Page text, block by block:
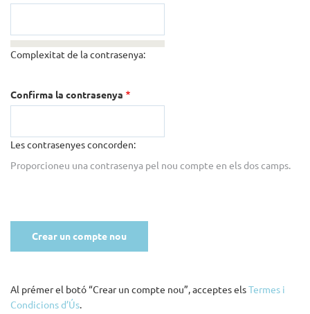
Complexitat de la contrasenya:
Confirma la contrasenya
Les contrasenyes concorden:
Proporcioneu una contrasenya pel nou compte en els dos camps.
Al prémer el botó “Crear un compte nou”, acceptes elsTermes i
Condicions d’Ús.